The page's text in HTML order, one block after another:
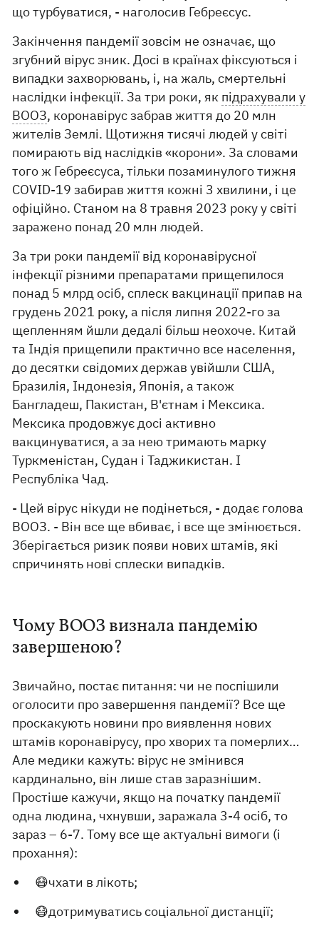
що турбуватися, - наголосив Гебреєсус.
Закінчення пандемії зовсім не означає, що
згубний вірус зник. Досі в країнах фіксуються і
випадки захворювань, і, на жаль, смертельні
наслідки інфекції. За три роки, як підрахували у
ВООЗ, коронавірус забрав життя до 20 млн
жителів Землі. Щотижня тисячі людей у світі
помирають від наслідків «корони». За словами
того ж Гебреєсуса, тільки позаминулого тижня
COVID-19 забирав життя кожні 3 хвилини, і це
офіційно. Станом на 8 травня 2023 року у світі
заражено понад 20 млн людей.
За три роки пандемії від коронавірусної
інфекції різними препаратами прищепилося
понад 5 млрд осіб, сплеск вакцинації припав на
грудень 2021 року, а після липня 2022-го за
щепленням йшли дедалі більш неохоче. Китай
та Індія прищепили практично все населення,
до десятки свідомих держав увійшли США,
Бразилія, Індонезія, Японія, а також
Бангладеш, Пакистан, В'єтнам і Мексика.
Мексика продовжує досі активно
вакцинуватися, а за нею тримають марку
Туркменістан, Судан і Таджикистан. І
Республіка Чад.
- Цей вірус нікуди не подінеться, - додає голова
ВООЗ. - Він все ще вбиває, і все ще змінюється.
Зберігається ризик появи нових штамів, які
спричинять нові сплески випадків.
Чому ВООЗ визнала пандемію
завершеною?
Звичайно, постає питання: чи не поспішили
оголосити про завершення пандемії? Все ще
проскакують новини про виявлення нових
штамів коронавірусу, про хворих та померлих…
Але медики кажуть: вірус не змінився
кардинально, він лише став заразнішим.
Простіше кажучи, якщо на початку пандемії
одна людина, чхнувши, заражала 3-4 осіб, то
зараз – 6-7. Тому все ще актуальні вимоги (і
прохання):
😷чхати в лікоть;
😷дотримуватись соціальної дистанції;